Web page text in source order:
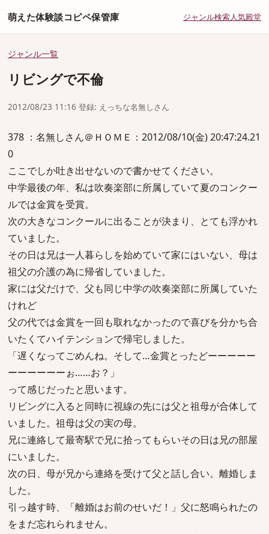
萌えた体験談コピペ保管庫 ジャンル検索人気殿堂
ジャンル一覧
リビングで不倫
2012/08/23 11:16 登録: えっちな名無しさん
378 ：名無しさん＠ＨＯＭＥ：2012/08/10(金) 20:47:24.21
0
ここでしか吐き出せないので書かせてください。
中学最後の年、私は吹奏楽部に所属していて夏のコンクー
ルでは金賞を受賞。
次の大きなコンクールに出ることが決まり、とても浮かれ
ていました。
その日は兄は一人暮らしを始めていて家にはいない、母は
祖父の介護の為に帰省していました。
家には父だけで、父も同じ中学の吹奏楽部に所属していた
けれど
父の代では金賞を一回も取れなかったので喜びを分かち合
いたくてハイテンションで帰宅しました。
「遅くなってごめんね。そして…金賞とったどーーーーー
ーーーーーーぉ……お？」
って感じだったと思います。
リビングに入ると同時に視線の先には父と祖母が合体して
いました。祖母は父の実の母。
兄に連絡して最寄駅で兄に拾ってもらいその日は兄の部屋
にいました。
次の日、母が兄から連絡を受けて父と話し合い。離婚しま
した。
引っ越す時、「離婚はお前のせいだ！」父に怒鳴られたの
をまだ忘れられません。